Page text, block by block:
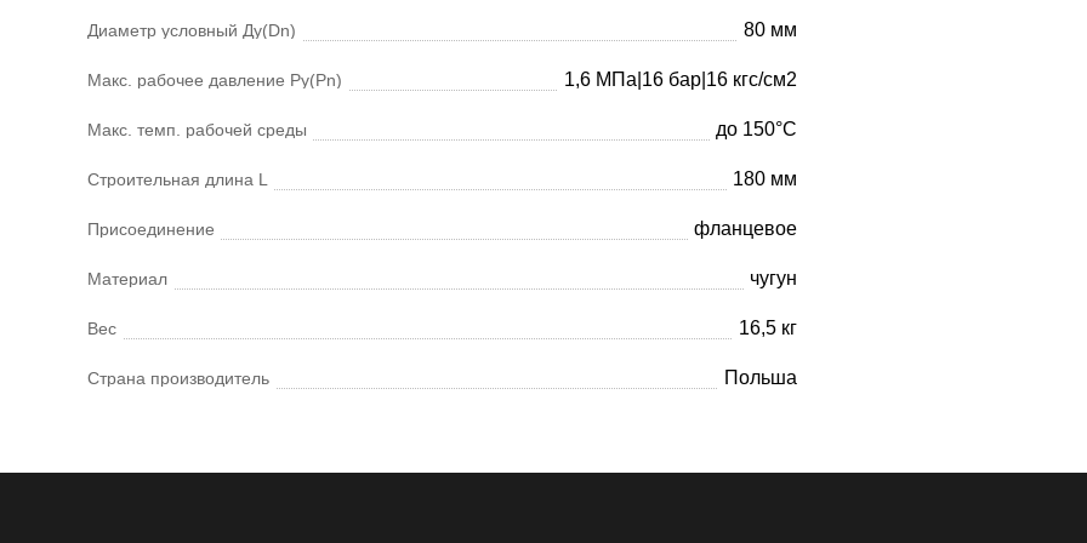
Диаметр условный Ду(Dn) 80 мм
Макс. рабочее давление Ру(Pn) 1,6 МПа|16 бар|16 кгс/см2
Макс. темп. рабочей среды до 150°С
Строительная длина L 180 мм
Присоединение фланцевое
Материал чугун
Вес 16,5 кг
Страна производитель Польша